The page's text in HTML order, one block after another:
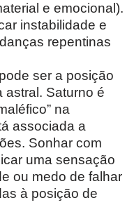
e emocional).
instabilidade e
repentinas
ser a posição
astral. Saturno é
na
associada a
Sonhar com
uma sensação
ou medo de falhar
à posição de